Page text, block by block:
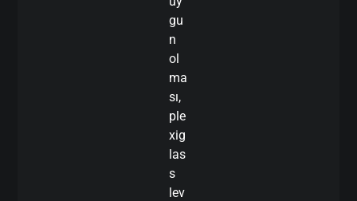
gu
n
ol
ma
sı,
ple
xig
las
s
lev